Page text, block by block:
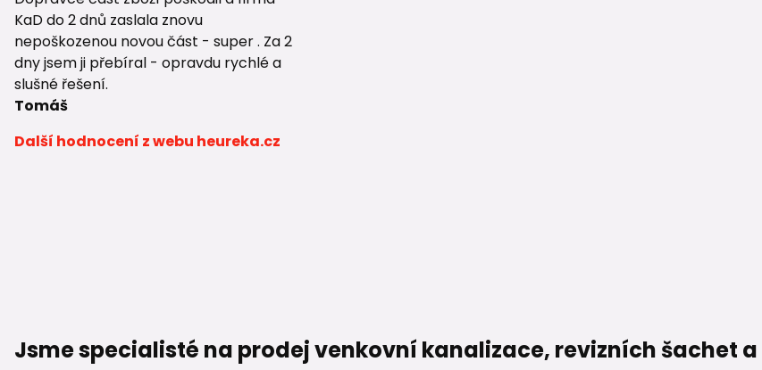
KaD do 2 dnů zaslala znovu
nepoškozenou novou část - super . Za 2
dny jsem ji přebíral - opravdu rychlé a
slušné řešení.
Tomáš
Další hodnocení z webu heureka.cz
Jsme specialisté na prodej venkovní kanalizace, revizních šachet